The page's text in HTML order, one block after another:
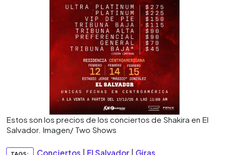
Estos son los precios de los conciertos de Shakira en El
Salvador. Imagen/ Two Shows
Conciertos El Salvador Giras